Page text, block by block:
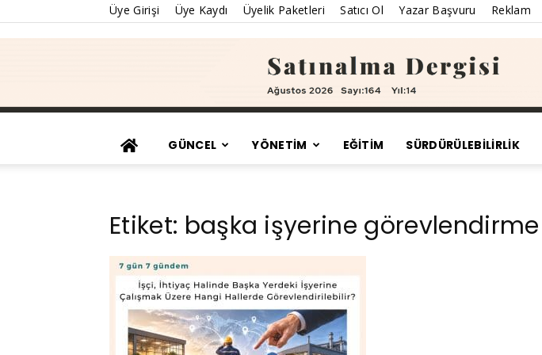
Üye Girişi Üye Kaydı Üyelik Paketleri Satıcı Ol Yazar Başvuru Reklam
GÜNCEL YÖNETİM EĞİTİM SÜRDÜRÜLEBILIRLIK
Etiket: başka işyerine görevlendirme